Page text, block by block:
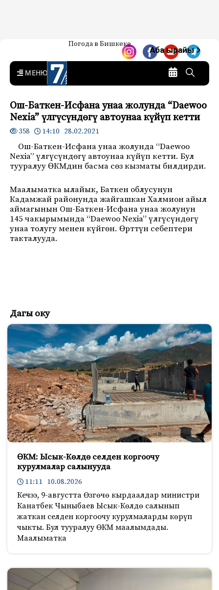
7-канал. Жаңылыктар —
Кыргызстан
Жаңылыктар — Кыргызстан
Погода в Бишкеке
Аба ырайы
MENU
Ош-Баткен-Исфана унаа жолунда “Daewoo
Nexia” үлгүсүндөгү автоунаа күйүп кетти
358 14:10 28.02.2021
Ош-Баткен-Исфана унаа жолунда “Daewoo
Nexia” үлгүсүндөгү автоунаа күйүп кетти. Бул
тууралуу ӨКМдин басма сөз кызматы билдирди.
Маалыматка ылайык, Баткен облусунун
Кадамжай районунда жайгашкан Халмион айыл
аймагынын Ош-Баткен-Исфана унаа жолунун
145 чакырымында “Daewoo Nexia” үлгүсүндөгү
унаа толугу менен күйгөн. Өрттүн себептери
такталууда.
Дагы оку
ӨКМ: Ысык-Көлдө селден коргоочу
курулмалар салынууда
11:11 10.08.2026
Кечээ, 9-августта Өзгөчө кырдаалдар министри
Канатбек Чыныбаев Ысык-Көлдө салынып
жаткан селден коргоочу курулмаларды көрүп
чыкты. Бул тууралуу ӨКМ маалымдады.
Маалыматка